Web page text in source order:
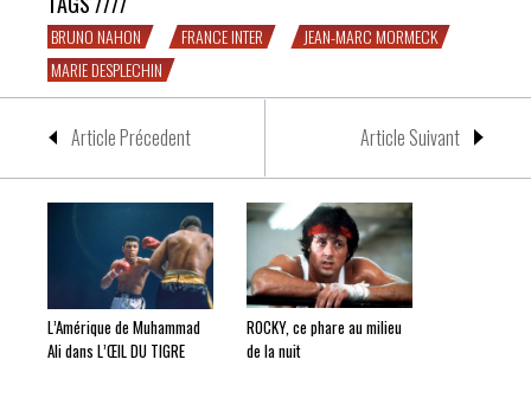
BRUNO NAHON FRANCE INTER
JEAN-MARC MORMECK
MARIE DESPLECHIN
Article Précedent Article Suivant
L’Amérique de Muhammad
Ali dans L’ŒIL DU TIGRE
ROCKY, ce phare au milieu
de la nuit